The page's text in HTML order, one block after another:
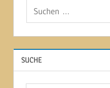
nach:
SUCHE